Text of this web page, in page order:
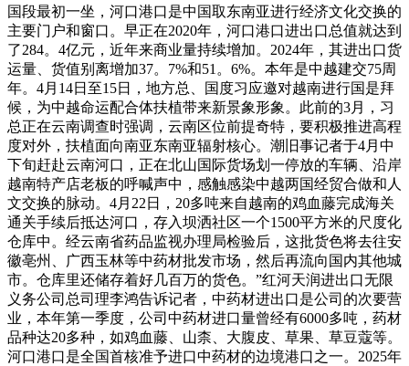
国段最初一坐，河口港口是中国取东南亚进行经济文化交换的
主要门户和窗口。早正在2020年，河口港口进出口总值就达到
了284。4亿元，近年来商业量持续增加。2024年，其进出口货
运量、货值别离增加37。7%和51。6%。本年是中越建交75周
年。4月14日至15日，地方总、国度习应邀对越南进行国是拜
候，为中越命运配合体扶植带来新景象形象。此前的3月，习
总正在云南调查时强调，云南区位前提奇特，要积极推进高程
度对外，扶植面向南亚东南亚辐射核心。潮旧事记者于4月中
下旬赶赴云南河口，正在北山国际货场划一停放的车辆、沿岸
越南特产店老板的呼喊声中，感触感染中越两国经贸合做和人
文交换的脉动。4月22日，20多吨来自越南的鸡血藤完成海关
通关手续后抵达河口，存入坝洒社区一个1500平方米的尺度化
仓库中。经云南省药品监视办理局检验后，这批货色将去往安
徽亳州、广西玉林等中药材批发市场，然后再流向国内其他城
市。仓库里还储存着好几百万的货色。”红河天润进出口无限
义务公司总司理李鸿告诉记者，中药材进出口是公司的次要营
业，本年第一季度，公司中药材进口量曾经有6000多吨，药材
品种达20多种，如鸡血藤、山柰、大腹皮、草果、草豆蔻等。
河口港口是全国首核准予进口中药材的边境港口之一。2025年